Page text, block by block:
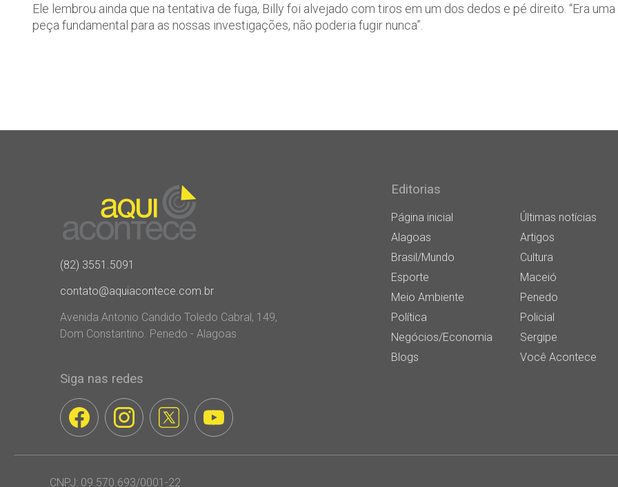
Ele lembrou ainda que na tentativa de fuga, Billy foi alvejado com tiros em um dos dedos e pé direito. “Era uma
peça fundamental para as nossas investigações, não poderia fugir nunca”.
(82) 3551.5091
contato@aquiacontece.com.br
Avenida Antonio Candido Toledo Cabral, 149,
Dom Constantino. Penedo - Alagoas
Siga nas redes
Editorias
Página inicial
Últimas notícias
Alagoas
Artigos
Brasil/Mundo
Cultura
Esporte
Maceió
Meio Ambiente
Penedo
Política
Policial
Negócios/Economia
Sergipe
Blogs
Você Acontece
CNPJ: 09.570.693/0001-22